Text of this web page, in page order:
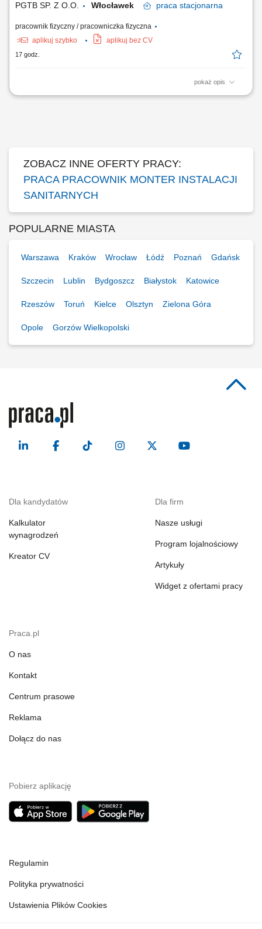
PGTB SP. Z O.O. Włocławek praca stacjonarna
pracownik fizyczny / pracowniczka fizyczna
aplikuj szybko
aplikuj bez CV
17 godz.
pokaż opis
Wymagania: Mile widziane 2-letnie doświadczenie w robotach wod-kan;
ZOBACZ INNE OFERTY PRACY:
PRACA PRACOWNIK MONTER INSTALACJI
SANITARNYCH
POPULARNE MIASTA
Warszawa Kraków Wrocław Łódź Poznań Gdańsk
Szczecin Lublin Bydgoszcz Białystok Katowice
Rzeszów Toruń Kielce Olsztyn Zielona Góra
Opole Gorzów Wielkopolski
Dla kandydatów
Kalkulator
wynagrodzeń
Kreator CV
Dla firm
Nasze usługi
Program lojalnościowy
Artykuły
Widget z ofertami pracy
Praca.pl
O nas
Kontakt
Centrum prasowe
Reklama
Dołącz do nas
Pobierz aplikację
Regulamin
Polityka prywatności
Ustawienia Plików Cookies